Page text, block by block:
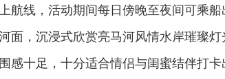
航线，活动期间每日傍晚至夜间可乘
面，沉浸式欣赏亮马河风情水岸璀璨
感十足，十分适合情侣与闺蜜结伴打卡